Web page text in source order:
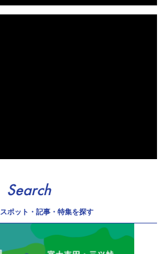
Search
スポット・記事・特集を探す